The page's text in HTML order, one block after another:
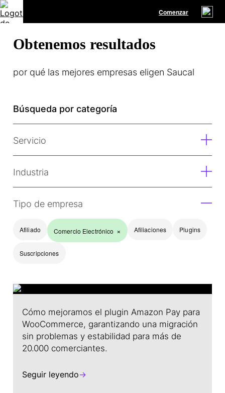
Comenzar
Obtenemos resultados
por qué las mejores empresas eligen Saucal
Búsqueda por categoría
Servicio
Industria
Tipo de empresa
Afiliado Comercio Electrónico Afiliaciones Plugins
Suscripciones
Cómo mejoramos el plugin Amazon Pay para
WooCommerce, garantizando una migración
sin problemas y estabilidad para más de
20.000 comerciantes.
Seguir leyendo→